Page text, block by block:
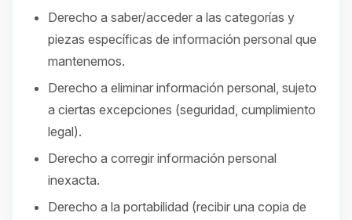
Derecho a saber/acceder a las categorías y
piezas específicas de información personal que
mantenemos.
Derecho a eliminar información personal, sujeto
a ciertas excepciones (seguridad, cumplimiento
legal).
Derecho a corregir información personal
inexacta.
Derecho a la portabilidad (recibir una copia de